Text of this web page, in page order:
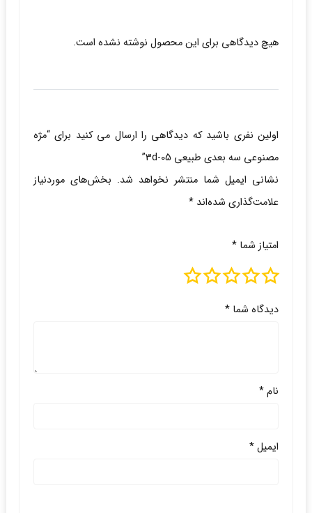
هیچ دیدگاهی برای این محصول نوشته نشده است.
اولین نفری باشید که دیدگاهی را ارسال می کنید برای “مژه
مصنوعی سه بعدی طبیعی 3d-05”
نشانی ایمیل شما منتشر نخواهد شد. بخش‌های موردنیاز
علامت‌گذاری شده‌اند *
امتیاز شما *
دیدگاه شما *
نام*
ایمیل*